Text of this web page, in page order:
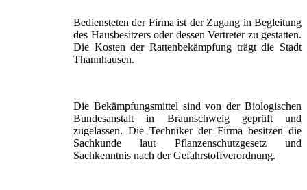
Bediensteten der Firma ist der Zugang in Begleitung
des Hausbesitzers oder dessen Vertreter zu gestatten.
Die Kosten der Rattenbekämpfung trägt die Stadt
Thannhausen.
Die Bekämpfungsmittel sind von der Biologischen
Bundesanstalt in Braunschweig geprüft und
zugelassen. Die Techniker der Firma besitzen die
Sachkunde laut Pflanzenschutzgesetz und
Sachkenntnis nach der Gefahrstoffverordnung.